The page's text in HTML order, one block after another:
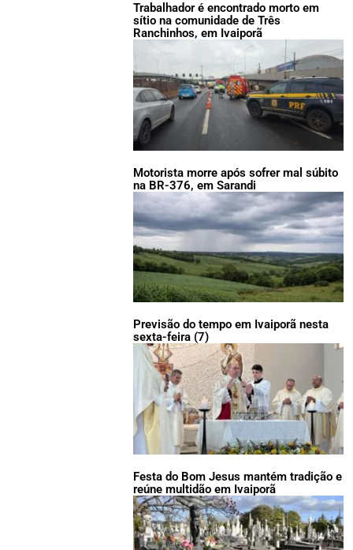
Trabalhador é encontrado morto em
sítio na comunidade de Três
Ranchinhos, em Ivaiporã
Motorista morre após sofrer mal súbito
na BR-376, em Sarandi
Previsão do tempo em Ivaiporã nesta
sexta-feira (7)
Festa do Bom Jesus mantém tradição e
reúne multidão em Ivaiporã